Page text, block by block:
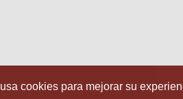
cookies para mejorar su